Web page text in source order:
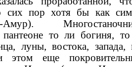
сих пор хотя бы как
Амур).
пантеоне то ли богиня,
луны, востока,
этом еще